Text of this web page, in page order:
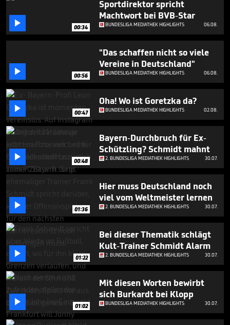
minutes,
seconds
 00:34
Sportdirektor spricht
Machtwort bei BVB-Star
BUNDESLIGA MEDIATHEK HIGHLIGHTS 06.08.
 00:56
"Das schaffen nicht so viele
Vereine in Deutschland"
BUNDESLIGA MEDIATHEK HIGHLIGHTS 06.08.
 00:47
Oha! Wo ist Goretzka da?
BUNDESLIGA MEDIATHEK HIGHLIGHTS 02.08.
 00:48
Bayern-Durchbruch für Ex-
Schützling? Schmidt mahnt
2. BUNDESLIGA MEDIATHEK HIGHLIGHTS 30.07.
 01:36
Hier muss Deutschland noch
viel vom Weltmeister lernen
2. BUNDESLIGA MEDIATHEK HIGHLIGHTS 30.07.
 01:22
Bei dieser Thematik schlägt
Kult-Trainer Schmidt Alarm
2. BUNDESLIGA MEDIATHEK HIGHLIGHTS 30.07.
 01:02
Mit diesen Worten bewirbt
sich Burkardt bei Klopp
BUNDESLIGA MEDIATHEK HIGHLIGHTS 30.07.